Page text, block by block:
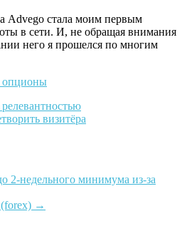
Advego стала моим первым
в сети. И, не обращая внимания
него я прошелся по многим
опционы
визитёра
2-недельного минимума из-за
→